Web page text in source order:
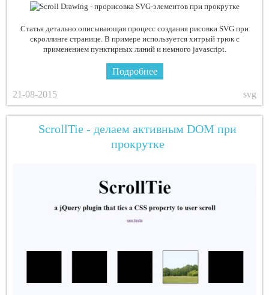
Статья детально описывающая процесс создания рисовки SVG при
скроллинге странице. В примере используется хитрый трюк с
применением пунктирных линий и немного javascript.
Подробнее
21-08-2015 svg
ScrollTie - делаем активным DOM при
прокрутке